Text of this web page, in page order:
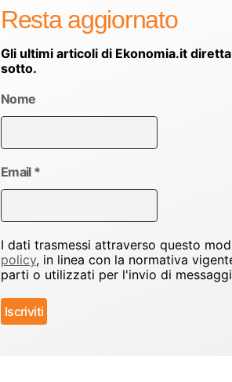
Resta aggiornato
Gli ultimi articoli di Ekonomia.it
sotto.
Nome
Email *
I dati trasmessi attraverso questo
policy, in linea con la normativa
parti o utilizzati per l'invio di